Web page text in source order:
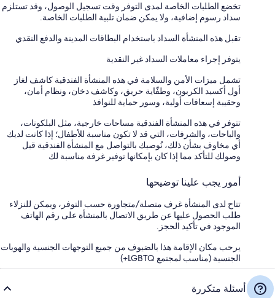
تخضع الطلبات الخاصة لمدى التوفر وقت تسجيل الوصول، وقد تستلزم
سداد رسوم إضافية، ولا يمكن ضمان تلبية الطلبات الخاصة.
تقبل هذه المنشأة السداد باستخدام البطاقات المدينة والدفع النقدي
يتوفر إجراء معاملات السداد غير النقدية
تشمل ميزات الأمن والسلامة في هذه المنشأة الفندقية كاشف لغاز
أول أكسيد الكربون، وطفّاية حريق، وكاشف دخان، ونظام أمان،
وحقيبة إسعافات أولية، وسور حماية للنوافذ
تتوفر في هذه المنشأة الفندقية مساحات خارجية، مثل البلكونات،
والباحات، والشرفات، التي قد لا تكون مناسبة للأطفال؛ إذا كانت لديك
أي مخاوف بشأن ذلك، نُوصيك بالتواصل مع المنشأة الفندقية قبل
وصولك للتأكد مما إذا كان بإمكانها توفير غرفة مناسبة لك
أمور يجب علينا توضيحها
تتاح لدى المنشأة غرف متصلة/متجاورة حسب التوفر، ويمكن للنزلاء
طلب الحصول عليها عن طريق الاتصال بالمنشأة على رقم الهاتف
الموجود في تأكيد الحجز.
يرحب مكان الإقامة هذا بالضيوف من جميع التوجهات الجنسية والهويات
الجنسية (مناسب لمجتمع LGBTQ+)
أسئلة متكررة